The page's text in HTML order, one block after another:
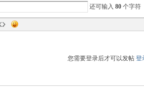
还可输入 80个字符
您需要登录后才可以发帖登